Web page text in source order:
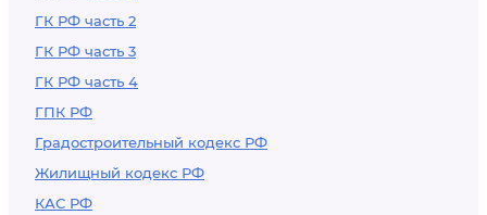
ГК РФ часть 2
ГК РФ часть 3
ГК РФ часть 4
ГПК РФ
Градостроительный кодекс РФ
Жилищный кодекс РФ
КАС РФ